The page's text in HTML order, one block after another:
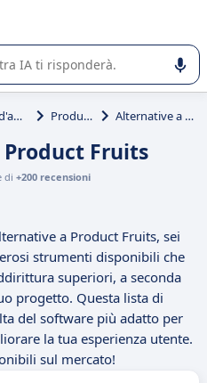
o nella scelta di un
Piattaforma d'adozione digitale Product Fruits Alternative a Product Fruits
Fruits
di +200 recensioni
a Product Fruits, sei
strumenti disponibili che
superiori, a seconda
progetto. Questa lista di
del software più adatto per
la tua esperienza utente.
sul mercato!